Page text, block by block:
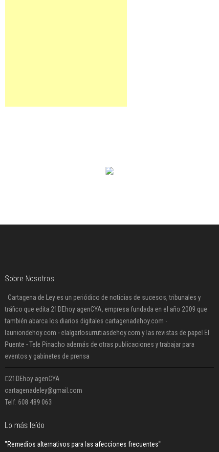
Sobre Nosotros
Cartagena de Ley es un periódico de noticias de sucesos, tribunales y
tráfico que edita 21DEhoy agenCYA, empresa fundada en el año 2009 que
también abarca los diarios digitales cartagenadehoy.com -
launiondehoy.com - elalgarlosurrutiasdehoy.com y las revistas de papel El
Puente - Tele Pinacho además de otras publicaciones y trabajar para
eventos y gabinetes de prensa
21DEhoy agenCYA
cartagenadeley@gmail.com
Telf: 608 489 063
Lo más leído
"Remedios alternativos para las afecciones frecuentes"